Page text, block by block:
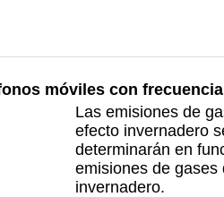
móviles con frecuencia
Las emisiones de
efecto invernadero
determinarán en
emisiones de gases
invernadero.